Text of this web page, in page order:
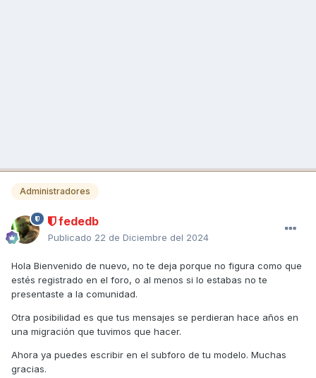
Administradores
fededb
Publicado 22 de Diciembre del 2024
Hola Bienvenido de nuevo, no te deja porque no figura como que
estés registrado en el foro, o al menos si lo estabas no te
presentaste a la comunidad.
Otra posibilidad es que tus mensajes se perdieran hace años en
una migración que tuvimos que hacer.
Ahora ya puedes escribir en el subforo de tu modelo. Muchas
gracias.